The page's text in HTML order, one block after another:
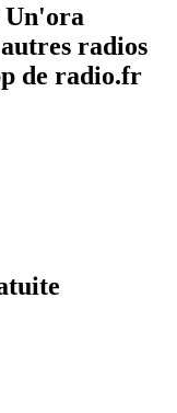
Un'ora
radios
de radio.fr